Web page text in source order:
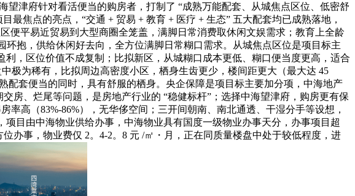
望津府针对看活便当的购房者，打制了 “成熟万能配套、从城焦点区位、低密舒
焦点的亮点，“交通 + 贸易 + 教育 + 医疗 + 生态” 五大配套均已成熟落地，
便平易近贸易到大型商圈全笼盖，满脚日常消费取休闲文娱需求；教育上全龄
抱，供给休闲好去向，全方位满脚日常糊口需求。从城焦点区位是项目标主
，区位价值不成复制；比拟新区，从城糊口成本更低、糊口便当度更高，适合
极为稀有，比拟周边高密度小区，栖身生齿更少，楼间距更大（最大达 45
配套便当的同时，具有舒服的栖身。央企保障是项目标主要加分项，中海地产
房、烂尾等问题，是房地产行业的 “稳健标杆”；选择中海望津府，购房更有保
高（83%-86%），无华侈空间；三开间朝南、南北通透、干湿分手等设想，
目由中海物业供给办事，中海物业具有国度一级物业办事天分，办事项目超
办事，物业费仅 2。4-2。8 元 /㎡・月，正在同质量楼盘中处于较低程度，进